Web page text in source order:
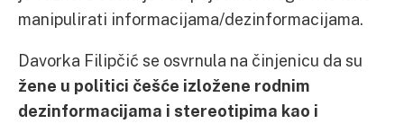
manipulirati informacijama/dezinformacijama.
Davorka Filipčić se osvrnula na činjenicu da su
žene u politici češće izložene rodnim
dezinformacijama i stereotipima kao i